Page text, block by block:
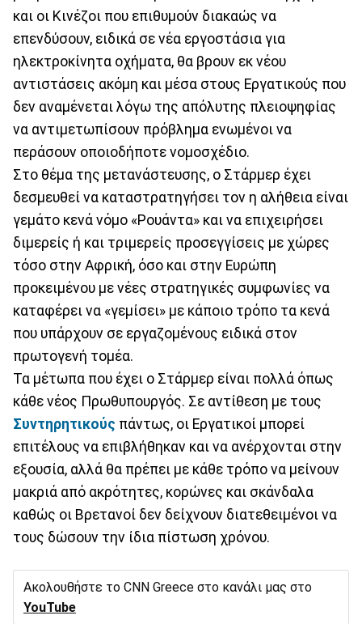
και οι Κινέζοι που επιθυμούν διακαώς να
επενδύσουν, ειδικά σε νέα εργοστάσια για
ηλεκτροκίνητα οχήματα, θα βρουν εκ νέου
αντιστάσεις ακόμη και μέσα στους Εργατικούς που
δεν αναμένεται λόγω της απόλυτης πλειοψηφίας
να αντιμετωπίσουν πρόβλημα ενωμένοι να
περάσουν οποιοδήποτε νομοσχέδιο.
Στο θέμα της μετανάστευσης, ο Στάρμερ έχει
δεσμευθεί να καταστρατηγήσει τον η αλήθεια είναι
γεμάτο κενά νόμο «Ρουάντα» και να επιχειρήσει
διμερείς ή και τριμερείς προσεγγίσεις με χώρες
τόσο στην Αφρική, όσο και στην Ευρώπη
προκειμένου με νέες στρατηγικές συμφωνίες να
καταφέρει να «γεμίσει» με κάποιο τρόπο τα κενά
που υπάρχουν σε εργαζομένους ειδικά στον
πρωτογενή τομέα.
Τα μέτωπα που έχει ο Στάρμερ είναι πολλά όπως
κάθε νέος Πρωθυπουργός. Σε αντίθεση με τους
Συντηρητικούς πάντως, οι Εργατικοί μπορεί
επιτέλους να επιβλήθηκαν και να ανέρχονται στην
εξουσία, αλλά θα πρέπει με κάθε τρόπο να μείνουν
μακριά από ακρότητες, κορώνες και σκάνδαλα
καθώς οι Βρετανοί δεν δείχνουν διατεθειμένοι να
τους δώσουν την ίδια πίστωση χρόνου.
Ακολουθήστε το CNN Greece στο κανάλι μας στο
YouTube